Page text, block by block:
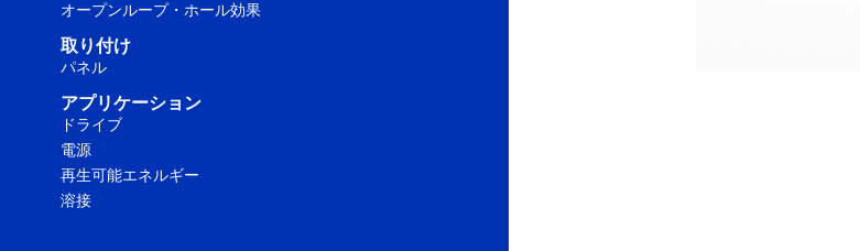
オープンループ・ホール効果
取り付け
パネル
アプリケーション
ドライブ
電源
再生可能エネルギー
溶接